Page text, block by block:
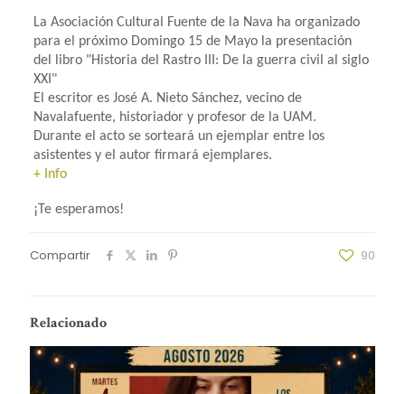
La Asociación Cultural Fuente de la Nava ha organizado
para el próximo Domingo 15 de Mayo la presentación
del libro "Historia del Rastro III: De la guerra civil al siglo
XXI"
El escritor es José A. Nieto Sánchez, vecino de
Navalafuente, historiador y profesor de la UAM.
Durante el acto se sorteará un ejemplar entre los
asistentes y el autor firmará ejemplares.
+ Info
¡Te esperamos!
Compartir 90
Relacionado